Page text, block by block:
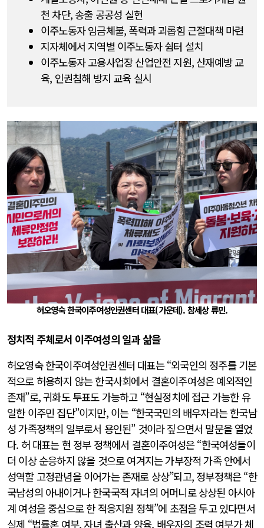
천 차단, 송출 공공성 실현
이주노동자 임금체불, 폭력과 괴롭힘 근절대책 마련
지자체에서 지역별 이주노동자 쉼터 설치
이주노동자 고용사업장 산업안전 지원, 산재예방 교
육, 인권침해 방지 교육 실시
허오영숙 한국이주여성인권센터 대표(가운데). 참세상 류민.
정치적 주체로서 이주여성의 일과 삶을
허오영숙 한국이주여성인권센터 대표는 “외국인의 정주를 기본
적으로 허용하지 않는 한국사회에서 결혼이주여성은 예외적인
존재”로, 귀화도 투표도 가능하고 “현실정치에 접근 가능한 유
일한 이주민 집단”이지만, 이는 “한국국민의 배우자라는 한국남
성 가족정책의 일부로서 용인된” 것이라 짚으면서 말문을 열었
다. 허 대표는 현 정부 정책에서 결혼이주여성은 “한국여성들이
더 이상 순응하지 않을 것으로 여겨지는 가부장적 가족 안에서
성역할 고정관념을 이어가는 존재로 상상”되고, 정부정책은 “한
국남성의 아내이거나 한국국적 자녀의 어머니로 상상된 아시아
계 여성을 중심으로 한 적응지원 정책”에 초점을 두고 있다면서
실제 “법률혼 여부, 자녀 출산과 양육, 배우자의 조력 여부가 체